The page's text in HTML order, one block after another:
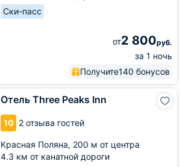
Ски-пасс
от2 800руб.
за 1 ночь
Получите140 бонусов
Отель Three Peaks Inn
10 2 отзыва гостей
Красная Поляна, 200 м от центра
4.3 км от канатной дороги